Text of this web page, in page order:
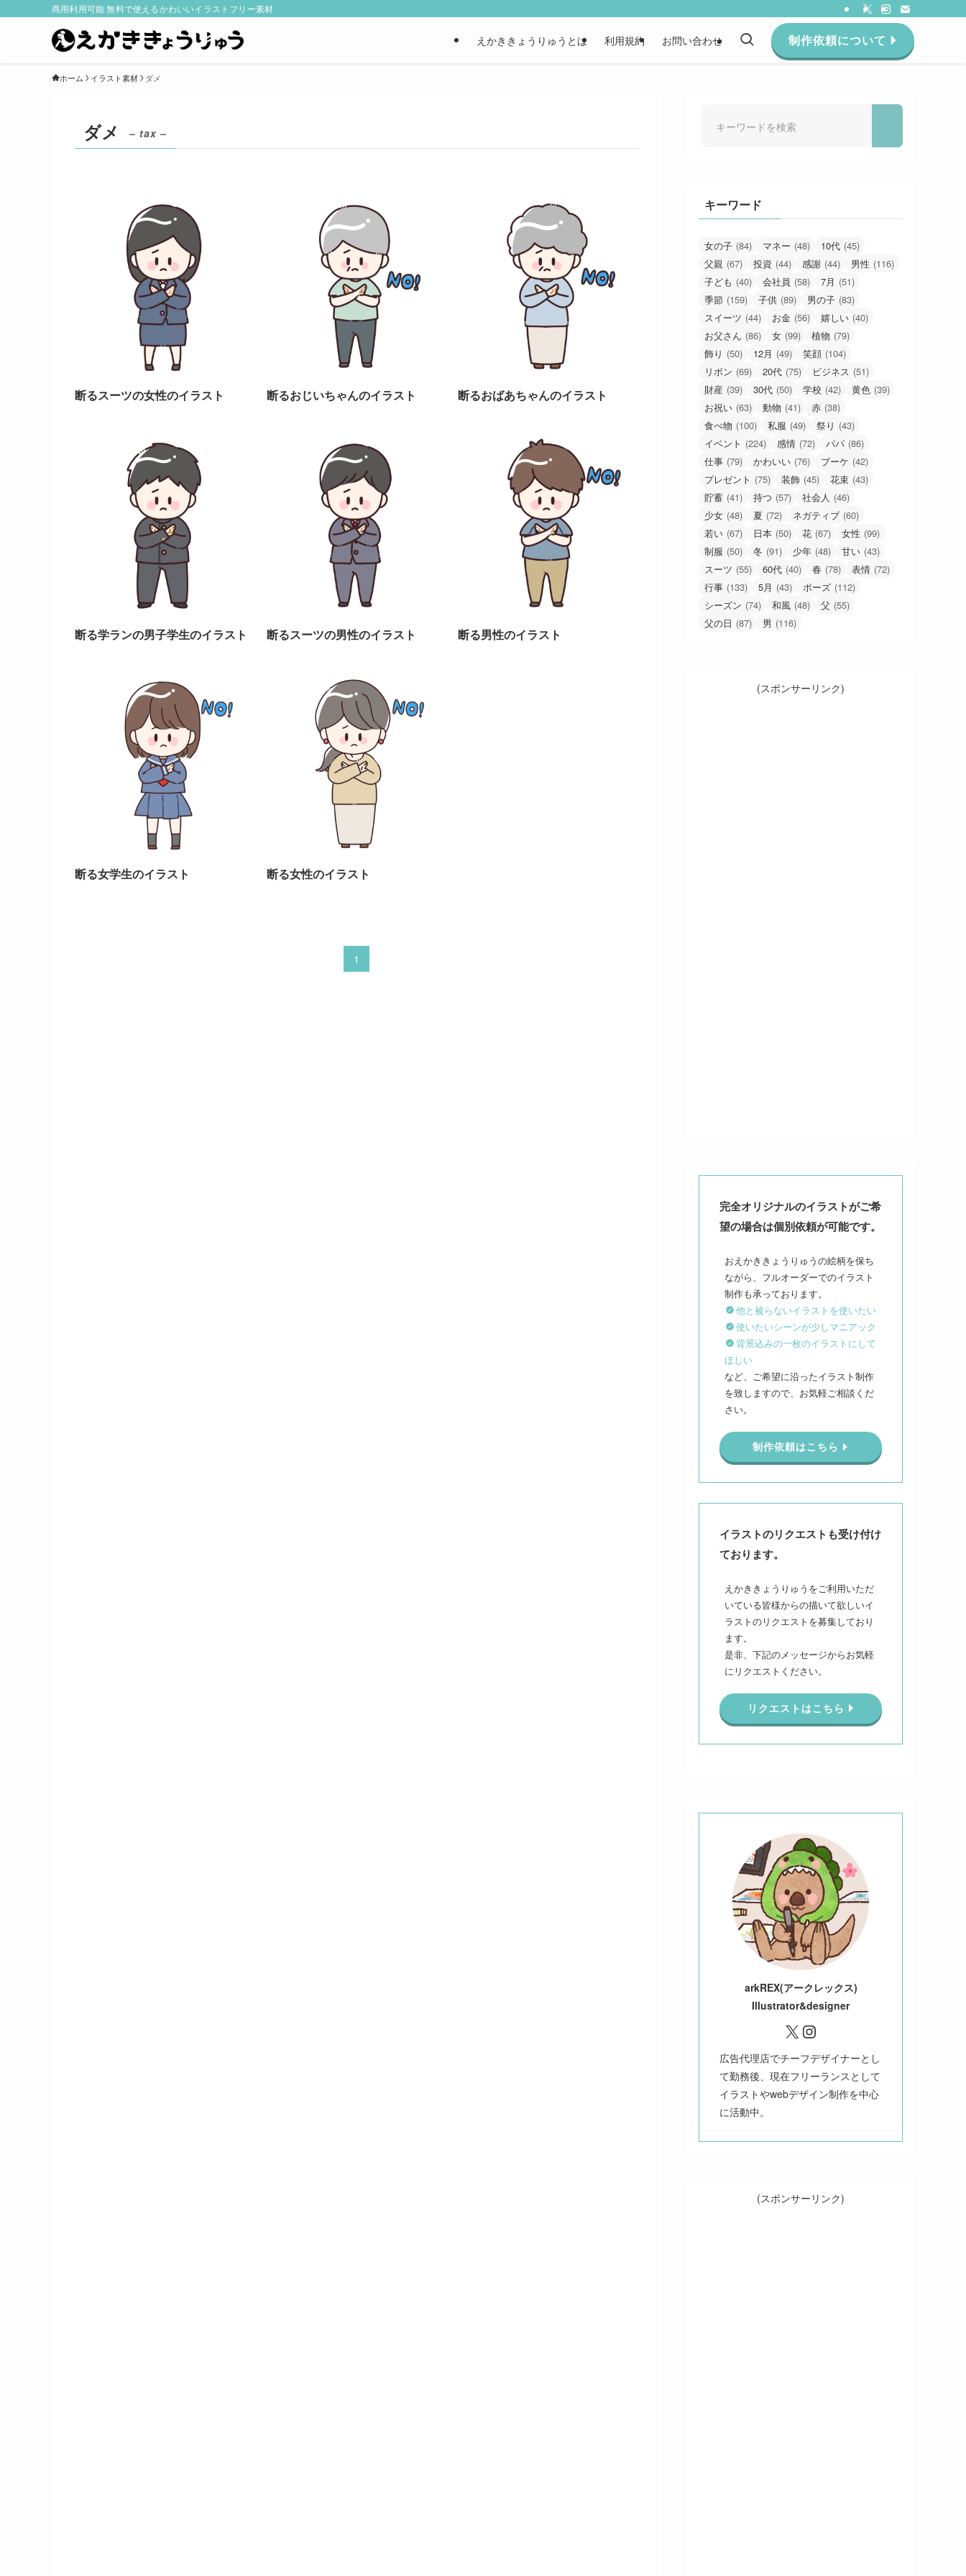
商用利用可能 無料で使えるかわいいイラストフリー素材
えかききょうりゅうとは 利用規約 お問い合わせ 制作依頼について
ホーム イラスト素材 ダメ
ダメ – tax –
断るスーツの女性のイラスト 断るおじいちゃんのイラスト 断るおばあちゃんのイラスト
断る学ランの男子学生のイラスト 断るスーツの男性のイラスト 断る男性のイラスト
断る女学生のイラスト 断る女性のイラスト
1
キーワード
女の子 (84) マネー (48) 10代 (45)
父親 (67) 投資 (44) 感謝 (44) 男性 (116)
子ども (40) 会社員 (58) 7月 (51)
季節 (159) 子供 (89) 男の子 (83)
スイーツ (44) お金 (56) 嬉しい (40)
お父さん (86) 女 (99) 植物 (79)
飾り (50) 12月 (49) 笑顔 (104)
リボン (69) 20代 (75) ビジネス (51)
財産 (39) 30代 (50) 学校 (42) 黄色 (39)
お祝い (63) 動物 (41) 赤 (38)
食べ物 (100) 私服 (49) 祭り (43)
イベント (224) 感情 (72) パパ (86)
仕事 (79) かわいい (76) ブーケ (42)
プレゼント (75) 装飾 (45) 花束 (43)
貯蓄 (41) 持つ (57) 社会人 (46)
少女 (48) 夏 (72) ネガティブ (60)
若い (67) 日本 (50) 花 (67) 女性 (99)
制服 (50) 冬 (91) 少年 (48) 甘い (43)
スーツ (55) 60代 (40) 春 (78) 表情 (72)
行事 (133) 5月 (43) ポーズ (112)
シーズン (74) 和風 (48) 父 (55)
父の日 (87) 男 (116)
(スポンサーリンク)
完全オリジナルのイラストがご希
望の場合は個別依頼が可能です。
おえかききょうりゅうの絵柄を保ち
ながら、フルオーダーでのイラスト
他と被らないイラストを使いたい
使いたいシーンが少しマニアック
背景込みの一枚のイラストにして
ほしい
など、ご希望に沿ったイラスト制作
を致しますので、お気軽ご相談くだ
さい。
制作依頼はこちら
イラストのリクエストも受け付け
ております。
えかききょうりゅうをご利用いただ
いている皆様からの描いて欲しいイ
ラストのリクエストを募集しており
ます。
是非、下記のメッセージからお気軽
にリクエストください。
リクエストはこちら
arkREX(アークレックス)
Illustrator&designer
X Instagram
広告代理店でチーフデザイナーとし
て勤務後、現在フリーランスとして
イラストやwebデザイン制作を中心
に活動中。
(スポンサーリンク)